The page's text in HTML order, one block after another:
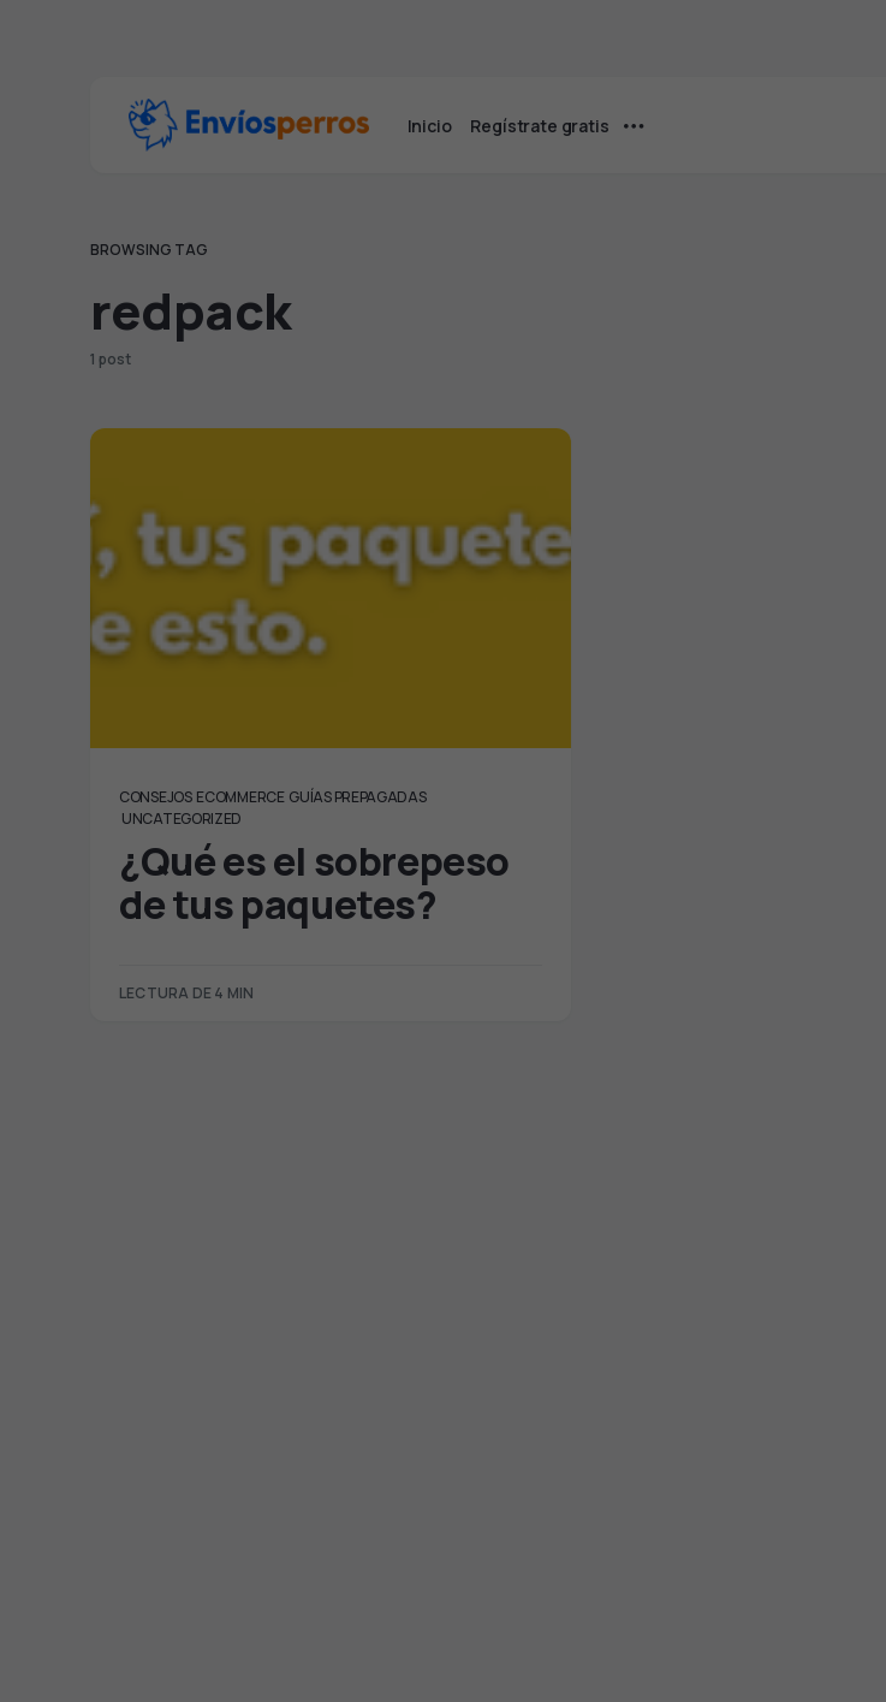
Inicio Regístrate gratis
BROWSING TAG
redpack
1 post
CONSEJOS ECOMMERCE GUÍAS PREPAGADAS
UNCATEGORIZED
¿Qué es el sobrepeso
de tus paquetes?
LECTURA DE 4 MIN